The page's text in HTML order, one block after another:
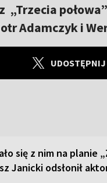
Adamczyk i
UDOSTĘPNIJ
się z nim na planie
Janicki odsłonił